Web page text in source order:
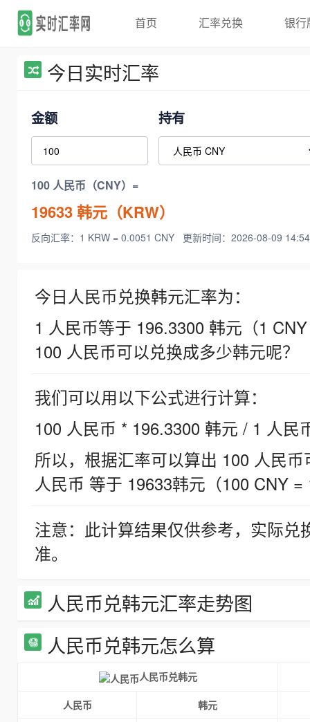
首页 汇率兑换 银行
今日实时汇率
金额 持有
100 人民币（CNY）=
19633韩元（KRW）
反向汇率：1 KRW = 0.0051 CNY 更新时间：2026-08-09
今日人民币兑换韩元汇率为：
1 人民币等于 196.3300 韩元（1
100 人民币可以兑换成多少韩元呢？
我们可以用以下公式进行计算：
100 人民币 * 196.3300 韩元 / 1 人民
所以，根据汇率可以算出 100 人民
人民币 等于 19633韩元（100 CNY =
注意：此计算结果仅供参考，实际
准。
人民币兑韩元汇率走势图
人民币兑韩元怎么算
人民币兑韩元
人民币
韩元